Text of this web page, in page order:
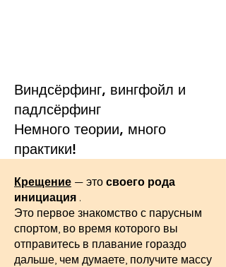
Виндсёрфинг, вингфойл и
падлсёрфинг
Немного теории, много
практики!
Крещение — это своего рода
инициация .
Это первое знакомство с парусным
спортом, во время которого вы
отправитесь в плавание гораздо
дальше, чем думаете, получите массу